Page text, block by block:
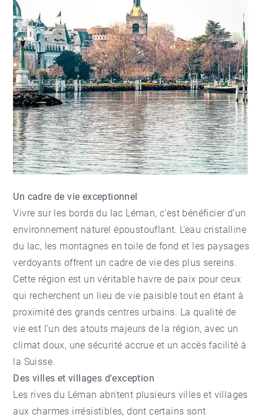
Un cadre de vie exceptionnel
Vivre sur les bords du lac Léman, c’est bénéficier d’un
environnement naturel époustouflant. L’eau cristalline
du lac, les montagnes en toile de fond et les paysages
verdoyants offrent un cadre de vie des plus sereins.
Cette région est un véritable havre de paix pour ceux
qui recherchent un lieu de vie paisible tout en étant à
proximité des grands centres urbains. La qualité de
vie est l’un des atouts majeurs de la région, avec un
climat doux, une sécurité accrue et un accès facilité à
la Suisse.
Des villes et villages d'exception
Les rives du Léman abritent plusieurs villes et villages
aux charmes irrésistibles, dont certains sont